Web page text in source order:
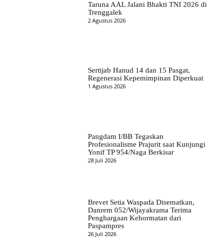
Taruna AAL Jalani Bhakti TNI 2026 di
Trenggalek
2 Agustus 2026
Sertijab Hanud 14 dan 15 Pasgat,
Regenerasi Kepemimpinan Diperkuat
1 Agustus 2026
Pangdam I/BB Tegaskan
Profesionalisme Prajurit saat Kunjungi
Yonif TP 954/Naga Berkisar
28 Juli 2026
Brevet Setia Waspada Disematkan,
Danrem 052/Wijayakrama Terima
Penghargaan Kehormatan dari
Paspampres
26 Juli 2026